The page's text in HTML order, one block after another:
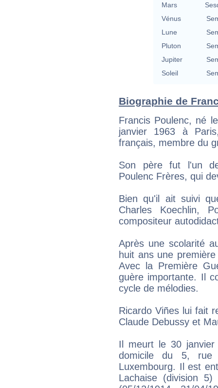
Mars
Vénus
Lune
Pluton
Jupiter
Soleil
Biographie de
Francis Poulenc, né
janvier 1963 à
français, membre du
Son père fut l'un
Poulenc Frères, qui
Bien qu'il ait suivi
Charles Koechlin,
compositeur
Après une scolarité
huit ans une
Avec la Première
guère importante. Il
cycle de mélodies.
Ricardo Viñes lui fait
Claude Debussy et
Il meurt le 30
domicile du 5,
Luxembourg. Il est
Lachaise (division